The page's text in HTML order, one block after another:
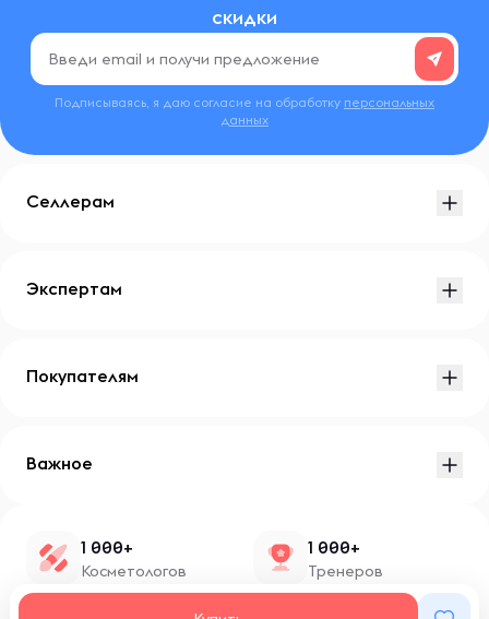
скидки
Подписываясь, я даю согласие на обработку персональных
данных
Селлерам
Экспертам
Покупателям
Важное
1 000+
Косметологов
1 000+
Тренеров